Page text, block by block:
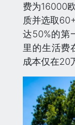
费为16000
质并选取
达50%的第
里的生活费
成本仅在20